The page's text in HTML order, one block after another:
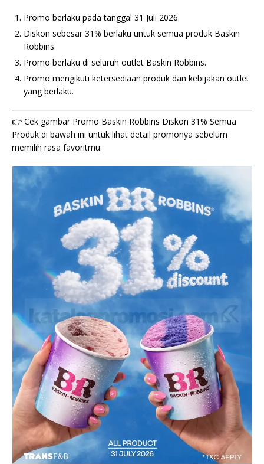
Promo berlaku pada tanggal 31 Juli 2026.
Diskon sebesar 31% berlaku untuk semua produk Baskin
Robbins.
Promo berlaku di seluruh outlet Baskin Robbins.
Promo mengikuti ketersediaan produk dan kebijakan outlet
yang berlaku.
👉 Cek gambar Promo Baskin Robbins Diskon 31% Semua
Produk di bawah ini untuk lihat detail promonya sebelum
memilih rasa favoritmu.